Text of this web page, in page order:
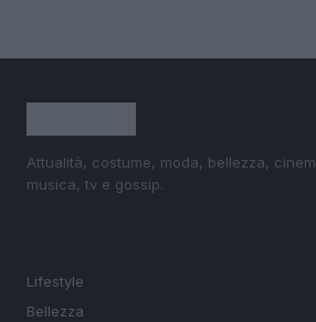
Attualità, costume, moda, bellezza,
musica, tv e gossip.
Lifestyle
Bellezza